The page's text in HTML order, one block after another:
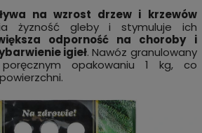
na wzrost drzew i krzewów
żyzność gleby i stymuluje ich
odporność na choroby i
igieł. Nawóz granulowany
opakowaniu 1 kg, co